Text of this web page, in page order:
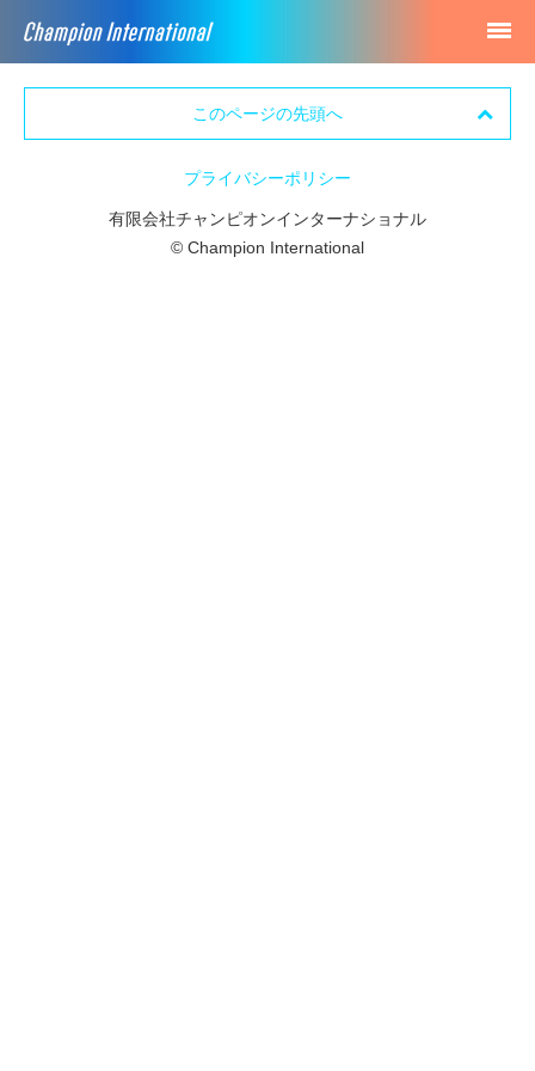
このページの先頭へ
プライバシーポリシー
有限会社チャンピオンインターナショナル
© Champion International